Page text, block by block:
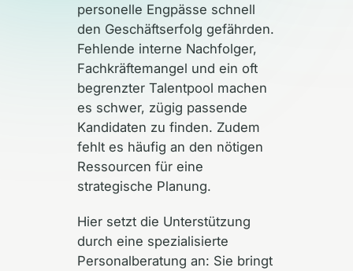
personelle Engpässe schnell
den Geschäftserfolg gefährden.
Fehlende interne Nachfolger,
Fachkräftemangel und ein oft
begrenzter Talentpool machen
es schwer, zügig passende
Kandidaten zu finden. Zudem
fehlt es häufig an den nötigen
Ressourcen für eine
strategische Planung.
Hier setzt die Unterstützung
durch eine spezialisierte
Personalberatung an: Sie bringt